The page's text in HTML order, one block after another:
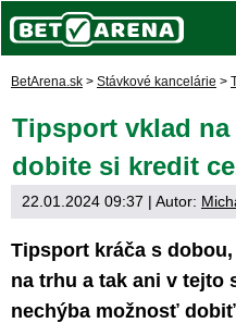
BetArena.sk > Stávkové kancelárie >
Tipsport vklad na
dobite si kredit
22.01.2024 09:37 | Autor:
Tipsport kráča s
na trhu a tak ani v tejto
nechýba možnosť